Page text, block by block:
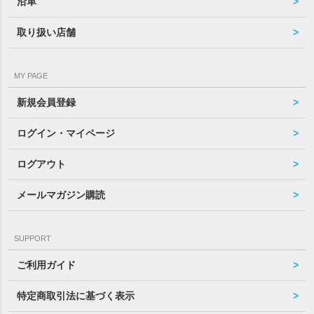
取り扱い店舗
MY PAGE
新規会員登録
ログイン・マイページ
ログアウト
メールマガジン購読
SUPPORT
ご利用ガイド
特定商取引法に基づく表示